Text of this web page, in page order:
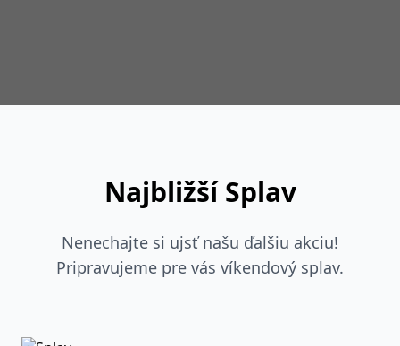
Najbližší Splav
Nenechajte si ujsť našu ďalšiu akciu!
Pripravujeme pre vás víkendový splav.